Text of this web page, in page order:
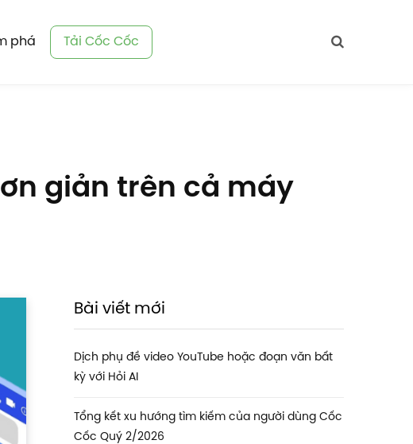
phá Tải Cốc Cốc
giản trên cả máy
Bài viết mới
Dịch phụ đề video YouTube hoặc đoạn văn bất
kỳ với Hỏi AI
Tổng kết xu hướng tìm kiếm của người dùng Cốc
Cốc Quý 2/2026